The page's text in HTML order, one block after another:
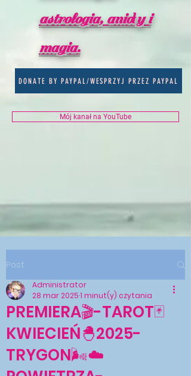
astrologia, anioły i
magia.
DONATE BY PAYPAL/WESPRZYJ PRZEZ PAYPAL
Mój kanał na YouTube
Post
PREMIERA🎬-TAROT🃏
KWIECIEŃ🐣2025-
TRYGON🌬☁
Administrator
28 mar 20251 minut(y) czytania